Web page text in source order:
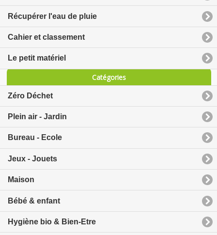
Récupérer l'eau de pluie
Cahier et classement
Le petit matériel
Catégories
Zéro Déchet
Plein air - Jardin
Bureau - Ecole
Jeux - Jouets
Maison
Bébé & enfant
Hygiène bio & Bien-Etre